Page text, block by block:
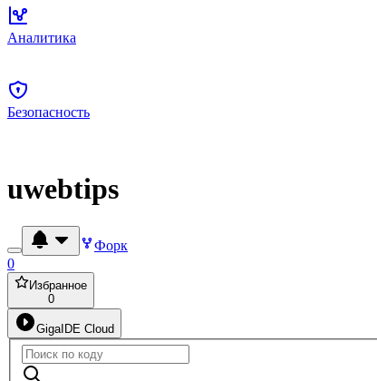
Аналитика
Безопасность
uwebtips
Форк
0
Избранное
0
GigaIDE Cloud